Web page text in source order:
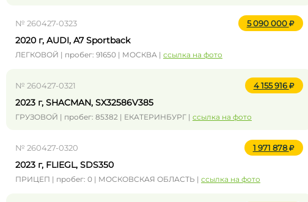
№ 260427-0323 5 090 000
2020 г, AUDI, A7 Sportback
ЛЕГКОВОЙ | пробег: 91650 | МОСКВА | ссылка на фото
№ 260427-0321 4 155 916
2023 г, SHACMAN, SX32586V385
ГРУЗОВОЙ | пробег: 85382 | ЕКАТЕРИНБУРГ | ссылка на фото
№ 260427-0320 1 971 878
2023 г, FLIEGL, SDS350
ПРИЦЕП | пробег: 0 | МОСКОВСКАЯ ОБЛАСТЬ | ссылка на фото